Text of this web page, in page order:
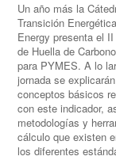
Un año más la
Transición
Energy presenta el
de Huella de
para PYMES. A lo
jornada se
conceptos básicos
con este indicador,
metodologías y
cálculo que existen
los diferentes